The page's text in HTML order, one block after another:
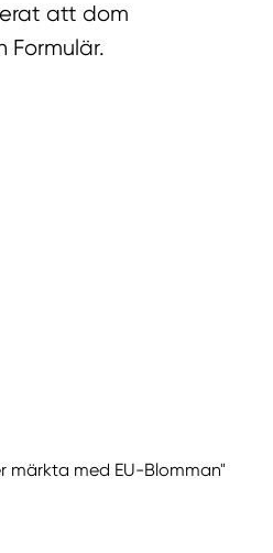
att dom
märkta med EU-Blomman"